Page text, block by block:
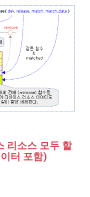
리소스 모두 할
터 포함)